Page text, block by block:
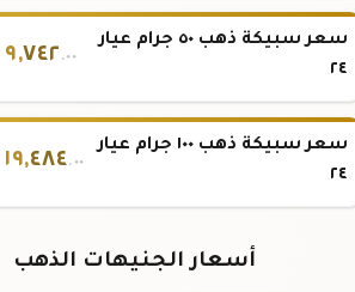
سعر سبيكة ذهب ٥٠ جرام عيار
٢٤
٩,٧٤٢ .٠٠
سعر سبيكة ذهب ١٠٠ جرام عيار
٢٤
١٩,٤٨٤.٠٠
أسعار الجنيهات الذهب